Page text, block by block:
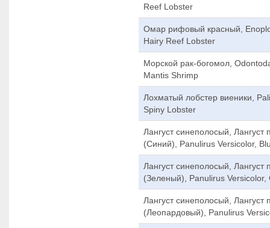
Reef Lobster
Омар рифовый красный,
Hairy Reef Lobster
Морской рак-богомол,
Mantis Shrimp
Лохматый лобстер виеники,
Spiny Lobster
Лангуст синеполосый, Лангуст
(Синий), Panulirus Versicolor,
Лангуст синеполосый, Лангуст
(Зеленый), Panulirus Versicolor,
Лангуст синеполосый, Лангуст
(Леопардовый), Panulirus